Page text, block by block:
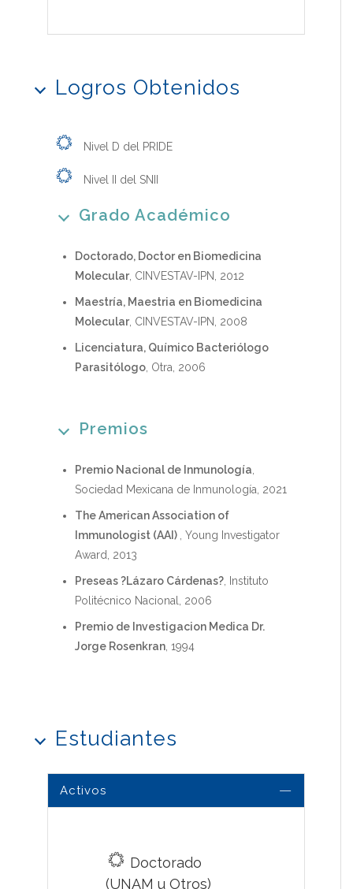
Logros Obtenidos
Nivel D del PRIDE
Nivel II del SNII
Grado Académico
Doctorado, Doctor en Biomedicina
Molecular, CINVESTAV-IPN, 2012
Maestría, Maestria en Biomedicina
Molecular, CINVESTAV-IPN, 2008
Licenciatura, Químico Bacteriólogo
Parasitólogo, Otra, 2006
Premios
Premio Nacional de Inmunología,
Sociedad Mexicana de Inmunología, 2021
The American Association of
Immunologist (AAI) , Young Investigator
Award, 2013
Preseas ?Lázaro Cárdenas?, Instituto
Politécnico Nacional, 2006
Premio de Investigacion Medica Dr.
Jorge Rosenkran, 1994
Estudiantes
Activos
Doctorado
(UNAM u Otros)